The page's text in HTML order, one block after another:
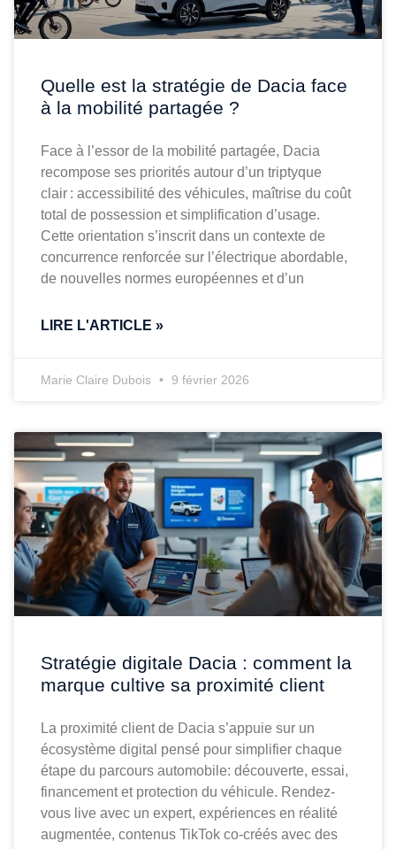
Quelle est la stratégie de Dacia face
à la mobilité partagée ?
Face à l’essor de la mobilité partagée, Dacia
recompose ses priorités autour d’un triptyque
clair : accessibilité des véhicules, maîtrise du coût
total de possession et simplification d’usage.
Cette orientation s’inscrit dans un contexte de
concurrence renforcée sur l’électrique abordable,
de nouvelles normes européennes et d’un
LIRE L'ARTICLE »
Marie Claire Dubois 9 février 2026
Stratégie digitale Dacia : comment la
marque cultive sa proximité client
La proximité client de Dacia s’appuie sur un
écosystème digital pensé pour simplifier chaque
étape du parcours automobile: découverte, essai,
financement et protection du véhicule. Rendez-
vous live avec un expert, expériences en réalité
augmentée, contenus TikTok co-créés avec des